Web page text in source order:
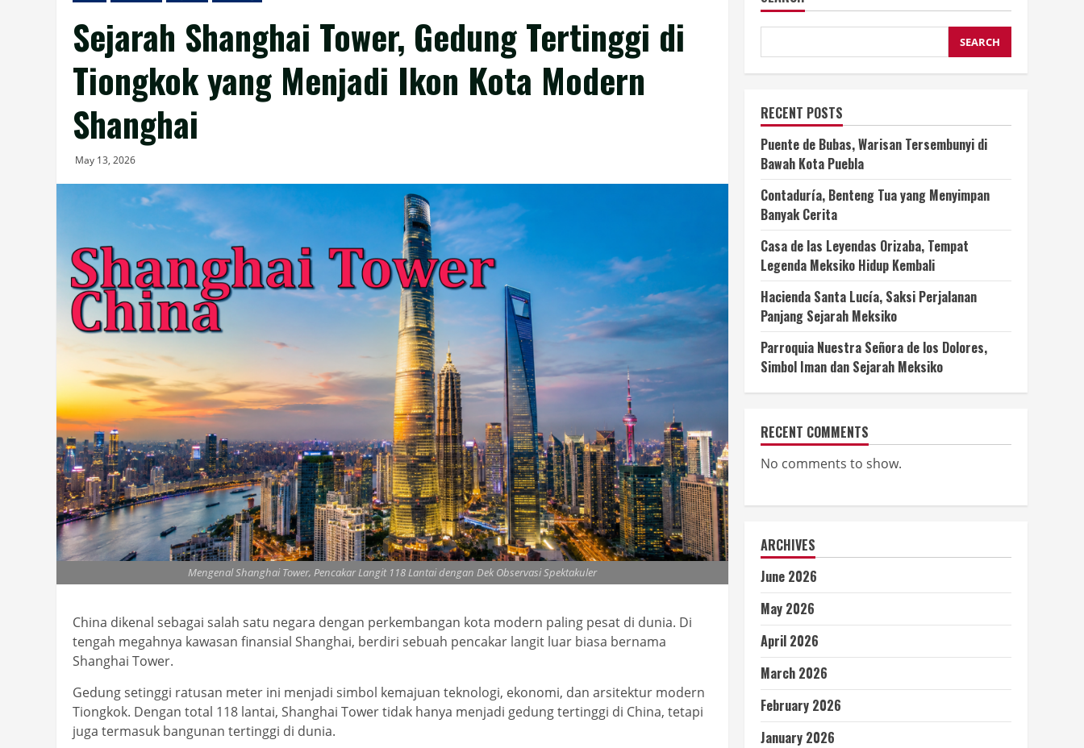
Sejarah Shanghai Tower, Gedung Tertinggi di
Tiongkok yang Menjadi Ikon Kota Modern
Shanghai
May 13, 2026
Mengenal Shanghai Tower, Pencakar Langit 118 Lantai dengan Dek Observasi Spektakuler
China dikenal sebagai salah satu negara dengan perkembangan kota modern paling pesat di dunia. Di
tengah megahnya kawasan finansial Shanghai, berdiri sebuah pencakar langit luar biasa bernama
Shanghai Tower.
Gedung setinggi ratusan meter ini menjadi simbol kemajuan teknologi, ekonomi, dan arsitektur modern
Tiongkok. Dengan total 118 lantai, Shanghai Tower tidak hanya menjadi gedung tertinggi di China, tetapi
juga termasuk bangunan tertinggi di dunia.
SEARCH
RECENT POSTS
Puente de Bubas, Warisan Tersembunyi di
Bawah Kota Puebla
Contaduría, Benteng Tua yang Menyimpan
Banyak Cerita
Casa de las Leyendas Orizaba, Tempat
Legenda Meksiko Hidup Kembali
Hacienda Santa Lucía, Saksi Perjalanan
Panjang Sejarah Meksiko
Parroquia Nuestra Señora de los Dolores,
Simbol Iman dan Sejarah Meksiko
RECENT COMMENTS
No comments to show.
ARCHIVES
June 2026
May 2026
April 2026
March 2026
February 2026
January 2026